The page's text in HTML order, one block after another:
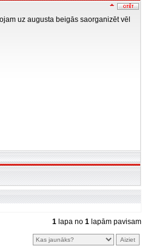
uz augusta beigās saorganizēt vēl
1 lapa no 1 lapām pavisam